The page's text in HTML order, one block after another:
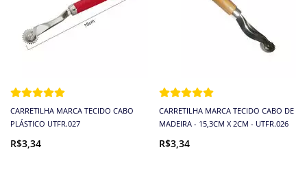
CARRETILHA MARCA TECIDO CABO
PLÁSTICO UTFR.027
R$3,34
CARRETILHA MARCA TECIDO CABO DE
MADEIRA - 15,3CM X 2CM - UTFR.026
R$3,34